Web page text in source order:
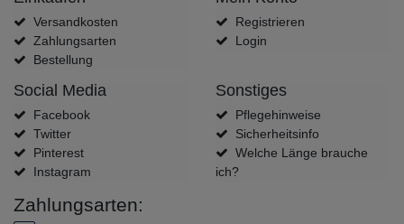
Versandkosten
Zahlungsarten
Bestellung
Registrieren
Login
Social Media
Facebook
Twitter
Pinterest
Instagram
Sonstiges
Pflegehinweise
Sicherheitsinfo
Welche Länge brauche
ich?
Zahlungsarten: